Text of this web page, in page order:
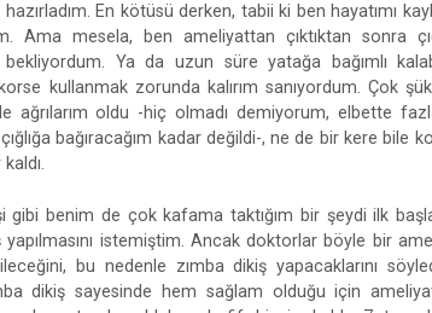
En kötüsü derken, tabii ki ben hayatımı
Ama mesela, ben ameliyattan çıktıktan sonra
bekliyordum. Ya da uzun süre yatağa bağımlı
kullanmak zorunda kalırım sanıyordum. Çok
ağrılarım oldu -hiç olmadı demiyorum, elbette
bağıracağım kadar değildi-, ne de bir kere bile
benim de çok kafama taktığım bir şeydi ilk
istemiştim. Ancak doktorlar böyle bir
bu nedenle zımba dikiş yapacaklarını
dikiş sayesinde hem sağlam olduğu için